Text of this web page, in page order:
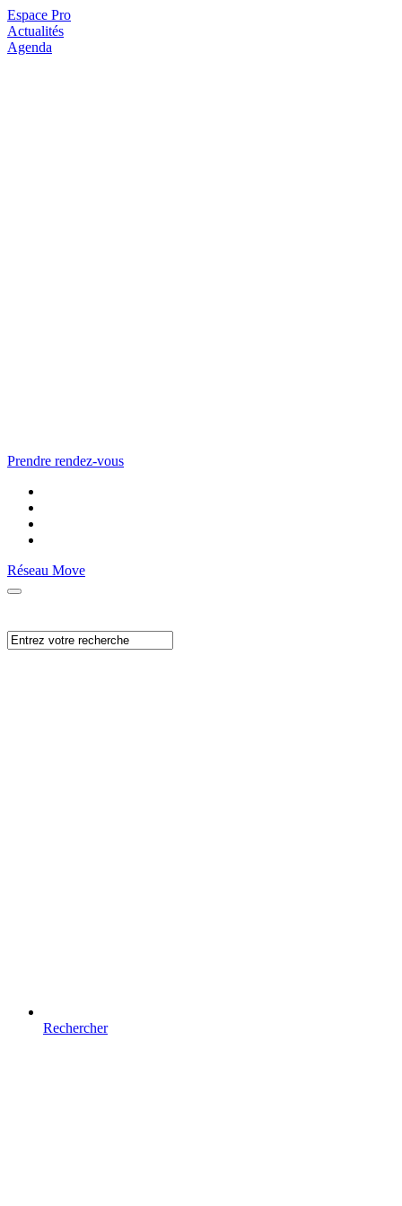
Espace Pro
Actualités
Agenda
Prendre rendez-vous
Réseau Move
Rechercher